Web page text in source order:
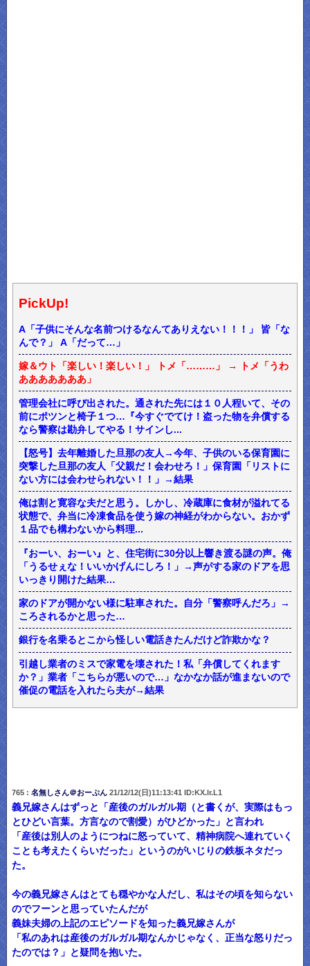
PickUp!
A「子供にそんな名前つけるなんてありえない！！！」 皆「な
んで？」 A「だって…」
嫁＆ウト「楽しい！楽しい！」 トメ「………」 → トメ「うわ
あああああああ」
管理会社に呼び出された。通された先には１０人程いて、その
前にポツンと椅子１つ…『今すぐでてけ！盗った物を弁償する
なら警察は勘弁してやる！サインし...
【怒号】去年離婚した旦那の友人→今年、子供のいる保育園に
突撃した旦那の友人「父親だ！会わせろ！」保育園「リストに
ない方には会わせられない！！」→結果
俺は割と寛容な夫だと思う。しかし、冷蔵庫に食材が溢れてる
状態で、弁当に冷凍食品を使う嫁の神経がわからない。おかず
１品でも構わないから料理...
『おーい、おーい』と、住宅街に30分以上響き渡る謎の声。俺
「うるせぇな！いいかげんにしろ！」→声がする家のドアを思
いっきり開けた結果…
家のドアが開かない様に駐車された。自分「警察呼んだろ」→
ころされるかと思った…
銀行を名乗るとこから怪しい電話きたんだけど詐欺かな？
引越し業者のミスで家電を壊された！私「弁償してくれます
か？」業者「こちらが悪いので…」なかなか話が進まないので
催促の電話を入れたら夫が→結果
765 : 名無しさん＠おーぷん21/12/12(日)11:13:41 ID:KX.lr.L1
義兄嫁さんはずっと「産後のガルガル期（と書くが、実際はもっ
とひどい言葉。方言なので割愛）がひどかった」と言われ
「産後は別人のようにつねに怒っていて、精神病院へ連れていく
ことも考えたくらいだった」というのがいじりの鉄板ネタだっ
た。
今の義兄嫁さんはとても穏やかな人だし、私はその頃を知らない
のでフーンと思っていたんだが
義妹夫婦の上記のエピソードを知った義兄嫁さんが
「私のあれは産後のガルガル期なんかじゃなく、正当な怒りだっ
たのでは？」と疑問を抱いた。